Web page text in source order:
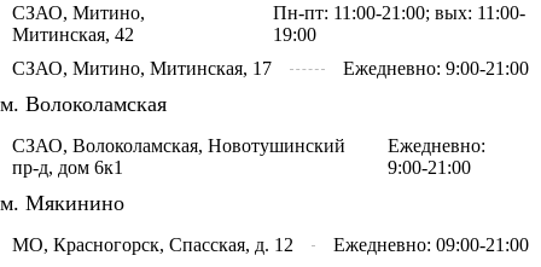
СЗАО, Митино,
Митинская, 42
Пн-пт: 11:00-21:00; вых: 11:00-
19:00
СЗАО, Митино, Митинская, 17
Ежедневно: 9:00-21:00
м. Волоколамская
СЗАО, Волоколамская, Новотушинский
пр-д, дом 6к1
Ежедневно:
9:00-21:00
м. Мякинино
МО, Красногорск, Спасская, д. 12
Ежедневно: 09:00-21:00